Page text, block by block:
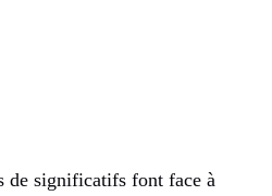
de significatifs font face à